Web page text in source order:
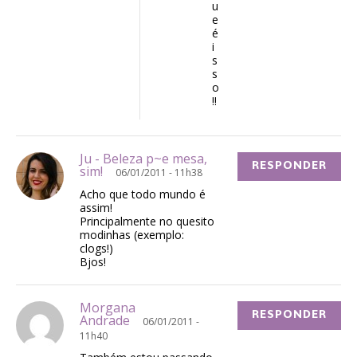
u
e
é
i
s
s
o
!!
Ju - Beleza p~e mesa,
sim! 06/01/2011 - 11h38
Acho que todo mundo é
assim!
Principalmente no quesito
modinhas (exemplo:
clogs!)
Bjos!
RESPONDER
Morgana
Andrade
06/01/2011 -
11h40
RESPONDER